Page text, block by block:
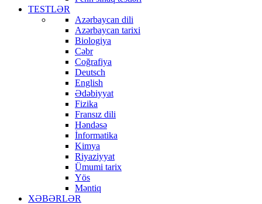
TESTLƏR
Azərbaycan dili
Azərbaycan tarixi
Biologiya
Cəbr
Coğrafiya
Deutsch
English
Ədəbiyyat
Fizika
Fransız dili
Həndəsə
İnformatika
Kimya
Riyaziyyat
Ümumi tarix
Yös
Məntiq
XƏBƏRLƏR